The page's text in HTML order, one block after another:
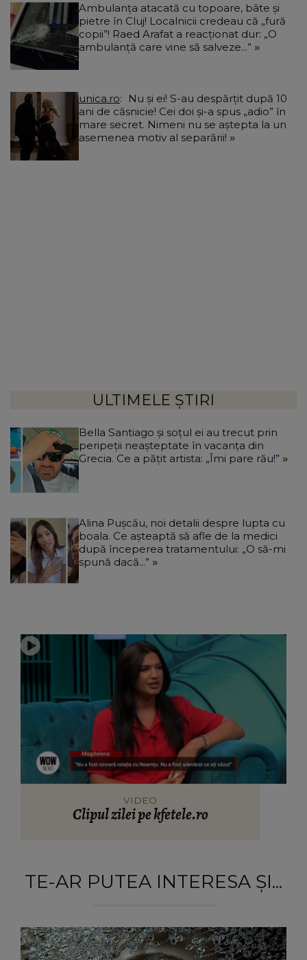
Ambulanța atacată cu topoare, bâte și
pietre în Cluj! Localnicii credeau că „fură
copii”! Raed Arafat a reacționat dur: „O
ambulanță care vine să salveze...”
unica.ro
ani de căsnicie! Cei doi și-a spus „adio” în
mare secret. Nimeni nu se aștepta la un
asemenea motiv al separării!
ULTIMELE ȘTIRI
Bella Santiago și soțul ei au trecut prin
peripeții neașteptate în vacanța din
Grecia. Ce a pățit artista: „Îmi pare rău!”
Alina Pușcău, noi detalii despre lupta cu
boala. Ce așteaptă să afle de la medici
după începerea tratamentului: „O să-mi
spună dacă...”
VIDEO
Clipul zilei pe kfetele.ro
TE-AR PUTEA INTERESA ȘI...